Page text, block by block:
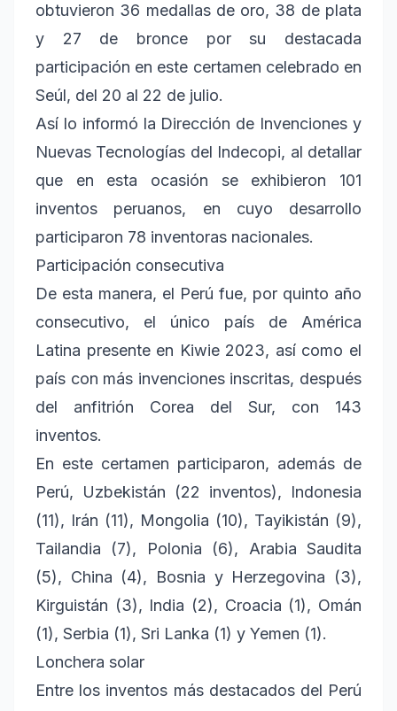
obtuvieron 36 medallas de oro, 38 de plata
y 27 de bronce por su destacada
participación en este certamen celebrado en
Seúl, del 20 al 22 de julio.
Así lo informó la Dirección de Invenciones y
Nuevas Tecnologías del Indecopi, al detallar
que en esta ocasión se exhibieron 101
inventos peruanos, en cuyo desarrollo
participaron 78 inventoras nacionales.
Participación consecutiva
De esta manera, el Perú fue, por quinto año
consecutivo, el único país de América
Latina presente en Kiwie 2023, así como el
país con más invenciones inscritas, después
del anfitrión Corea del Sur, con 143
inventos.
En este certamen participaron, además de
Perú, Uzbekistán (22 inventos), Indonesia
(11), Irán (11), Mongolia (10), Tayikistán (9),
Tailandia (7), Polonia (6), Arabia Saudita
(5), China (4), Bosnia y Herzegovina (3),
Kirguistán (3), India (2), Croacia (1), Omán
(1), Serbia (1), Sri Lanka (1) y Yemen (1).
Lonchera solar
Entre los inventos más destacados del Perú